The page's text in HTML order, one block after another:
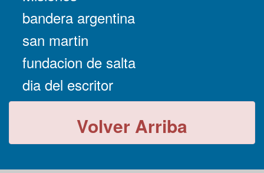
bandera argentina
san martin
fundacion de salta
dia del escritor
Volver Arriba